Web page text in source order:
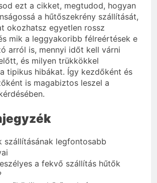
ezt a cikket, megtudod, hogyan
a hűtőszekrény szállítását,
okozhatsz egyetlen rossz
mik a leggyakoribb félreértések e
arról is, mennyi időt kell várni
és milyen trükkökkel
tipikus hibákat. Így kezdőként és
is magabiztos leszel a
szállításának legfontosabb
a fekvő szállítás hűtők